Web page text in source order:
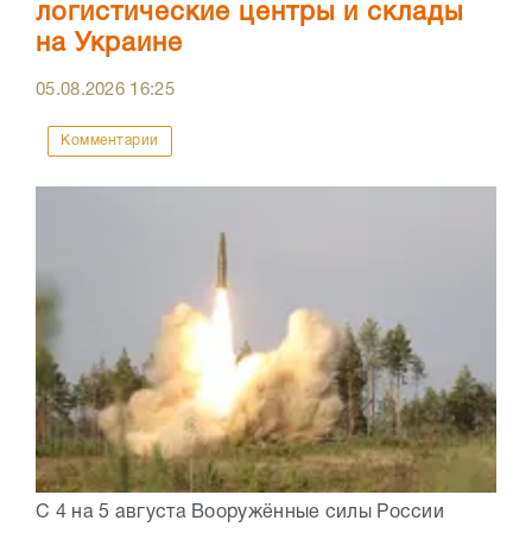
логистические центры и склады
на Украине
05.08.2026 16:25
Комментарии
С 4 на 5 августа Вооружённые силы России